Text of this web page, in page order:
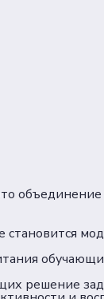
становится
решение